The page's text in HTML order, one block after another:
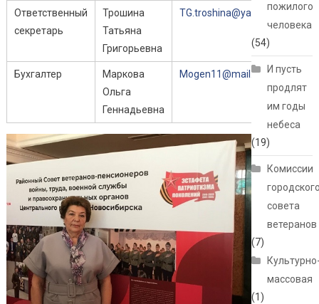
Ответственный
секретарь
Трошина
Татьяна
Григорьевна
TG.troshina@yandex.ru
Бухгалтер
Маркова
Ольга
Геннадьевна
Mogen11@mail.ru
пожилого
человека
(54)
И пусть
продлят
им годы
небеса
(19)
Комиссии
совета
ветеранов
(7)
массовая
(1)